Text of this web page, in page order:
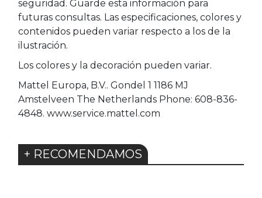
seguridad. Guarde esta información para
futuras consultas. Las especificaciones, colores y
contenidos pueden variar respecto a los de la
ilustración.
Los colores y la decoración pueden variar.
Mattel Europa, B.V.. Gondel 1 1186 MJ
Amstelveen The Netherlands Phone: 608-836-
4848. www.service.mattel.com
+ RECOMENDAMOS